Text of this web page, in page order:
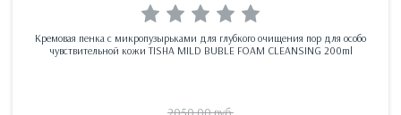
Кремовая пенка с микропузырьками для глубкого очищения пор для особо
чувствительной кожи TISHA MILD BUBLE FOAM CLEANSING 200ml
2050.00руб.